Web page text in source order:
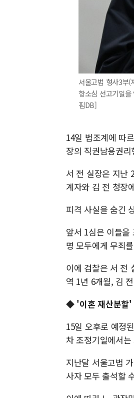
서울고법 형사3부
항소심 선고기일
핌DB]
14일 법조계에 따
장의 직권남용권
서 전 실장은 지난
계자와 김 전 청장
피격 사실을 숨긴
앞서 1심은 이들
명 모두에게 무죄
이에 검찰은 서 전
역 1년 6개월, 김
◆ '이혼 재산분할'
15일 오후로 예정
차 조정기일에서
지난달 서울고법
사자 모두 출석할